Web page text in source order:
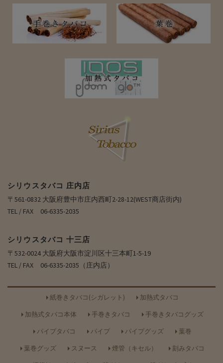
シリウスタバコ 庄内店
〒561-0832 大阪府豊中市庄内西町2-28-12(WEST商店街内)
TEL / FAX 06-6335-2035
シリウスタバコ 十三店
〒532-0024 大阪府大阪市淀川区十三本町1-5-19
TEL / FAX 06-6335-2035（庄内店）
紙巻きタバコ(シガレット)
加熱式タバコ
加熱式タバコ本体
手巻きタバコ
手巻きタバコグッズ
パイプタバコ
パイプ パイプグッズ
葉巻
葉巻グッズ
スヌース 煙管（キセル）
刻みタバコ